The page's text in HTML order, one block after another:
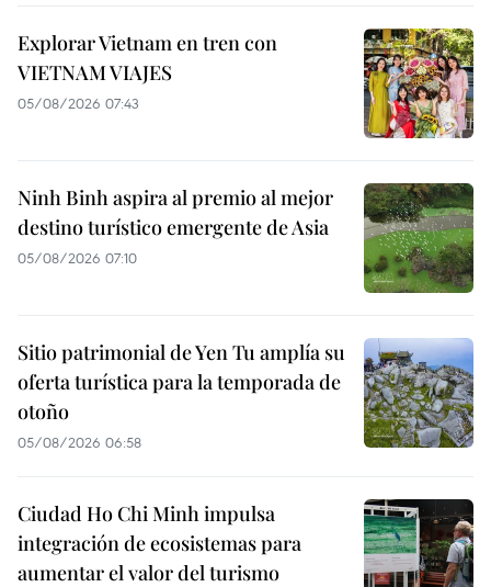
Explorar Vietnam en tren con
VIETNAM VIAJES
05/08/2026 07:43
Ninh Binh aspira al premio al mejor
destino turístico emergente de Asia
05/08/2026 07:10
Sitio patrimonial de Yen Tu amplía su
oferta turística para la temporada de
otoño
05/08/2026 06:58
Ciudad Ho Chi Minh impulsa
integración de ecosistemas para
aumentar el valor del turismo